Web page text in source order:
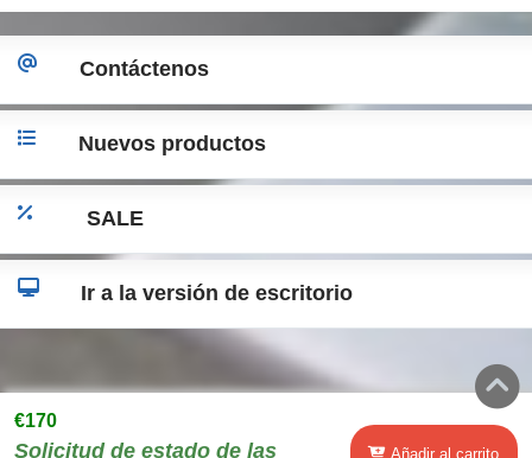
€170
Solicitud de estado de las Añadir al carrito
Contáctenos
Nuevos productos
SALE
Ir a la versión de escritorio